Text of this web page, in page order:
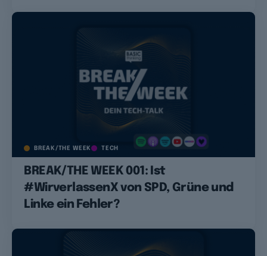
BREAK/THE WEEK TECH
BREAK/THE WEEK 001: Ist
#WirverlassenX von SPD, Grüne und
Linke ein Fehler?